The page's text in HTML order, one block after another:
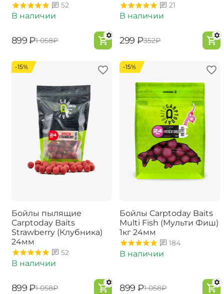
52
В наличии
‍899‍ ₽‍1 058‍₽
21
В наличии
‍299‍ ₽‍352‍₽
-15%
Бойлы пылящие
Carptoday Baits
Strawberry (Клубника)
24мм
52
В наличии
‍899‍ ₽‍1 058‍₽
-15%
Бойлы Carptoday Baits
Multi Fish (Мульти Фиш)
1кг 24мм
184
В наличии
‍899‍ ₽‍1 058‍₽